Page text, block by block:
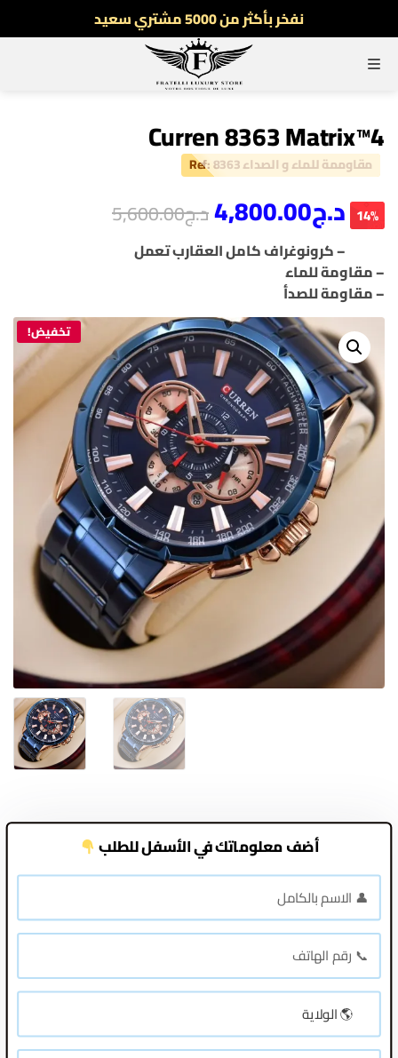
نفخر بأكثر من 5000 مشتري سعيد
أطلب الآن والدفع فقط عند استلام المنتج
توصيل سريع لجميع الولايات
القائمة
Curren 8363 Matrix™4
مقاوممة للماء و الصداء Ref: 8363
د.ج4,800.00د.ج5,600.00 14%
– كرونوغراف كامل العقارب تعمل
– مقاومة للماء
– مقاومة للصدأ
تخفيض!
أضف معلوماتك في الأسفل للطلب